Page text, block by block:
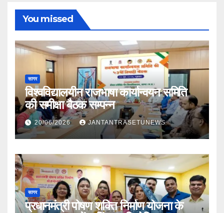
You missed
सागर
विश्वविद्यालयीन राजभाषा कार्यान्वयन समिति
की समीक्षा बैठक सम्पन्न
20/06/2026 JANTANTRASETUNEWS
सागर
प्रधानमंत्री पोषण शक्ति निर्माण योजना के